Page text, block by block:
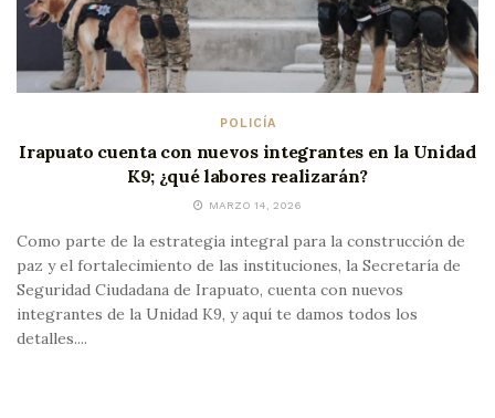
POLICÍA
Irapuato cuenta con nuevos integrantes en la Unidad
K9; ¿qué labores realizarán?
MARZO 14, 2026
Como parte de la estrategia integral para la construcción de
paz y el fortalecimiento de las instituciones, la Secretaría de
Seguridad Ciudadana de Irapuato, cuenta con nuevos
integrantes de la Unidad K9, y aquí te damos todos los
detalles....